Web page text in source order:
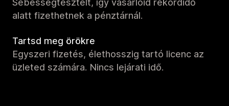
Sebességtesztelt, így vásárlóid rekordidő
alatt fizethetnek a pénztárnál.
Tartsd meg örökre
Egyszeri fizetés, élethosszig tartó licenc az
üzleted számára. Nincs lejárati idő.